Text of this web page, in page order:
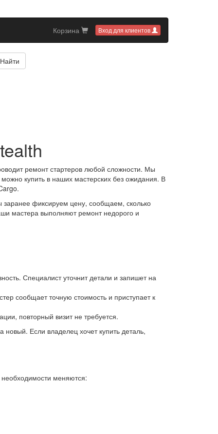
Вход для клиентов
Корзина
Найти
ремонт стартеров любой сложности. Мы
купить в наших мастерских без ожидания. В
фиксируем цену, сообщаем, сколько
мастера выполняют ремонт недорого и
Специалист уточнит детали и запишет на
сообщает точную стоимость и приступает к
повторный визит не требуется.
Если владелец хочет купить деталь,
меняются: